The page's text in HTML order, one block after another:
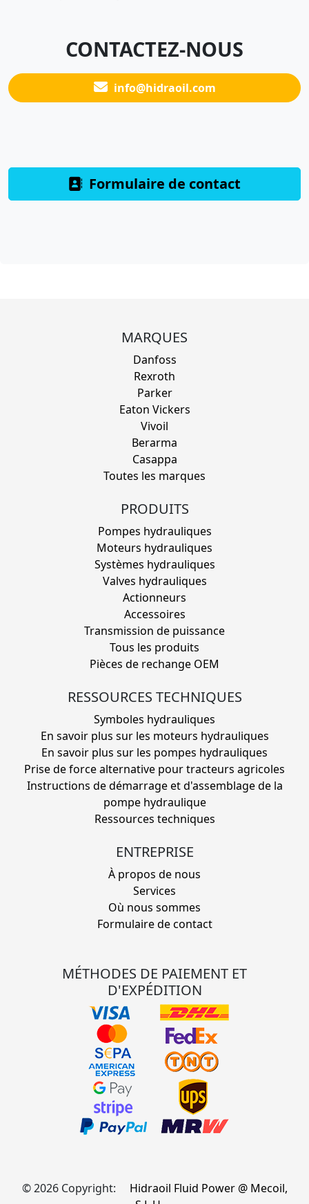
CONTACTEZ-NOUS
info@hidraoil.com
Formulaire de contact
MARQUES
Danfoss
Rexroth
Parker
Eaton Vickers
Vivoil
Berarma
Casappa
Toutes les marques
PRODUITS
Pompes hydrauliques
Moteurs hydrauliques
Systèmes hydrauliques
Valves hydrauliques
Actionneurs
Accessoires
Transmission de puissance
Tous les produits
Pièces de rechange OEM
RESSOURCES TECHNIQUES
Symboles hydrauliques
En savoir plus sur les moteurs hydrauliques
En savoir plus sur les pompes hydrauliques
Prise de force alternative pour tracteurs agricoles
Instructions de démarrage et d'assemblage de la
pompe hydraulique
Ressources techniques
ENTREPRISE
À propos de nous
Services
Où nous sommes
Formulaire de contact
MÉTHODES DE PAIEMENT ET
D'EXPÉDITION
© 2026 Copyright:
Hidraoil Fluid Power @ Mecoil,